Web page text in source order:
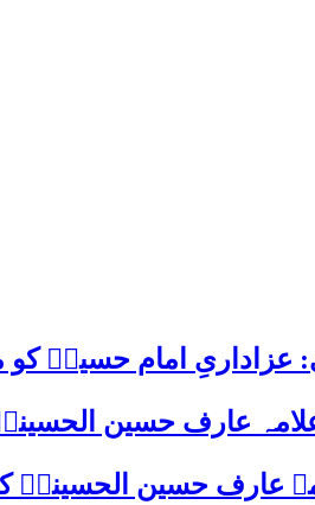
عزاداریِ امام حسینؑ
عارف حسین
برسی پر قائد ملت جعفریہ پاکستان علامہ ساجد علی نقوی کا